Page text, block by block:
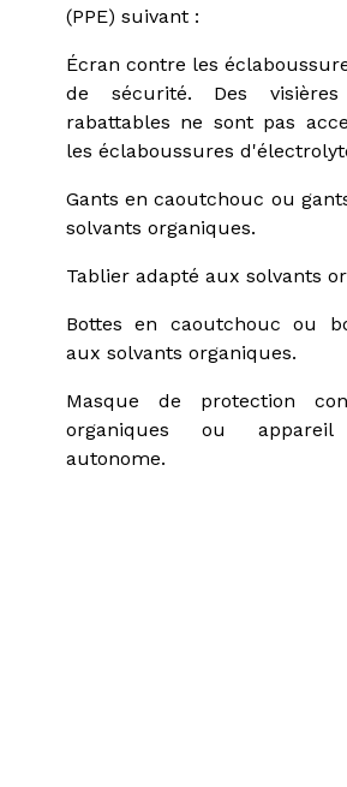
(PPE) suivant :
Écran contre les
de sécurité. Des visières
rabattables ne sont pas
les éclaboussures
Gants en caoutchouc ou
solvants organiques.
Tablier adapté aux solvants
Bottes en caoutchouc ou
aux solvants organiques.
Masque de protection
organiques ou appareil
autonome.